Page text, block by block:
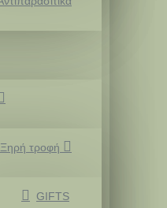
Ξηρή τροφή
GIFTS